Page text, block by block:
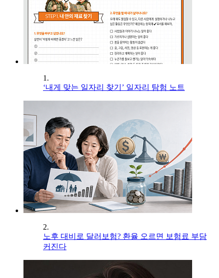
1.
‘내게 맞는 일자리 찾기’ 일자리 탐험 노트
2.
노후 대비로 달러보험? 환율 오르면 보험료 부담
커진다